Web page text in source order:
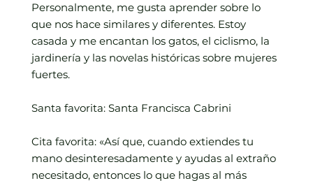
Personalmente, me gusta aprender sobre lo
que nos hace similares y diferentes. Estoy
casada y me encantan los gatos, el ciclismo, la
jardinería y las novelas históricas sobre mujeres
fuertes.
Santa favorita: Santa Francisca Cabrini
Cita favorita: «Así que, cuando extiendes tu
mano desinteresadamente y ayudas al extraño
necesitado, entonces lo que hagas al más